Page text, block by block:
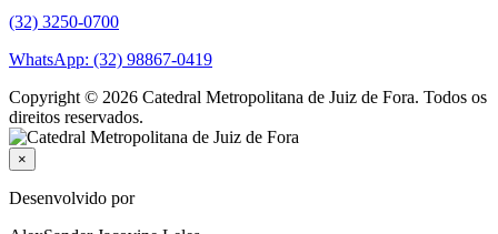
(32) 3250-0700
WhatsApp: (32) 98867-0419
Copyright © 2026 Catedral Metropolitana de Juiz de Fora. Todos os
direitos reservados.
×
Desenvolvido por